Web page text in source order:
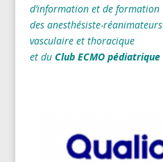
d’information et de formation
des anesthésiste-réanimateurs
vasculaire et thoracique
et du Club ECMO pédiatrique